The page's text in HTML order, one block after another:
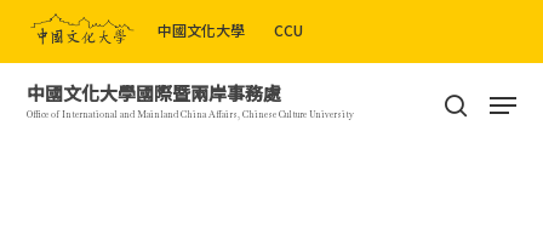
main
content
中國文化大學 CCU
中國文化大學國際暨兩岸事務處
Office of International and Mainland China Affairs, Chinese Culture University search
Menu